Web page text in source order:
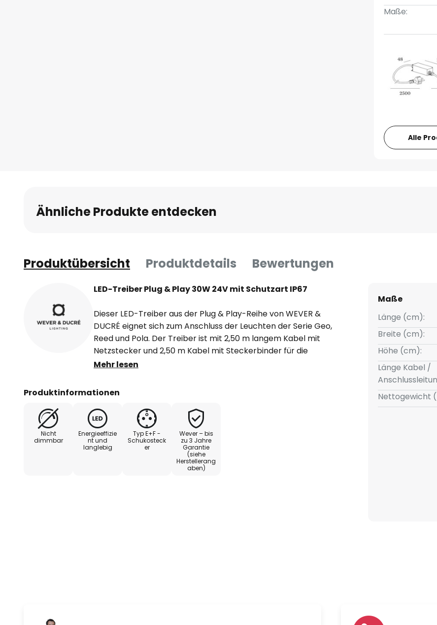
Maße:
Alle
Ähnliche Produkte entdecken
Produktübersicht Produktdetails Bewertungen
LED-Treiber Plug & Play 30W 24V mit Schutzart IP67
Dieser LED-Treiber aus der Plug & Play-Reihe von WEVER &
DUCRÉ eignet sich zum Anschluss der Leuchten der Serie Geo,
Reed und Pola. Der Treiber ist mit 2,50 m langem Kabel mit
Netzstecker und 2,50 m Kabel mit Steckerbinder für die
Leuchten ausgestattet.
Mehr lesen
Produktinformationen
Nicht
dimmbar
Energieeffizie
nt und
langlebig
Typ E+F -
Schukosteck
er
Wever – bis
zu 3 Jahre
Garantie
(siehe
Herstellerang
aben)
Maße
Länge (cm):
Breite (cm):
Höhe (cm):
Länge Kabel /
Nettogewicht